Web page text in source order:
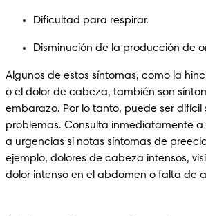
Dificultad para respirar.
Disminución de la producción de
Algunos de estos síntomas, como la
o el dolor de cabeza, también son
embarazo. Por lo tanto, puede ser difícil
problemas. Consulta inmediatamente
a urgencias si notas síntomas de
ejemplo, dolores de cabeza intensos,
dolor intenso en el abdomen o falta de